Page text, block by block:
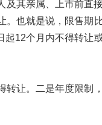
其亲属、上市前直
也就是说，限售期
12个月内不得转让
让。二是年度限制